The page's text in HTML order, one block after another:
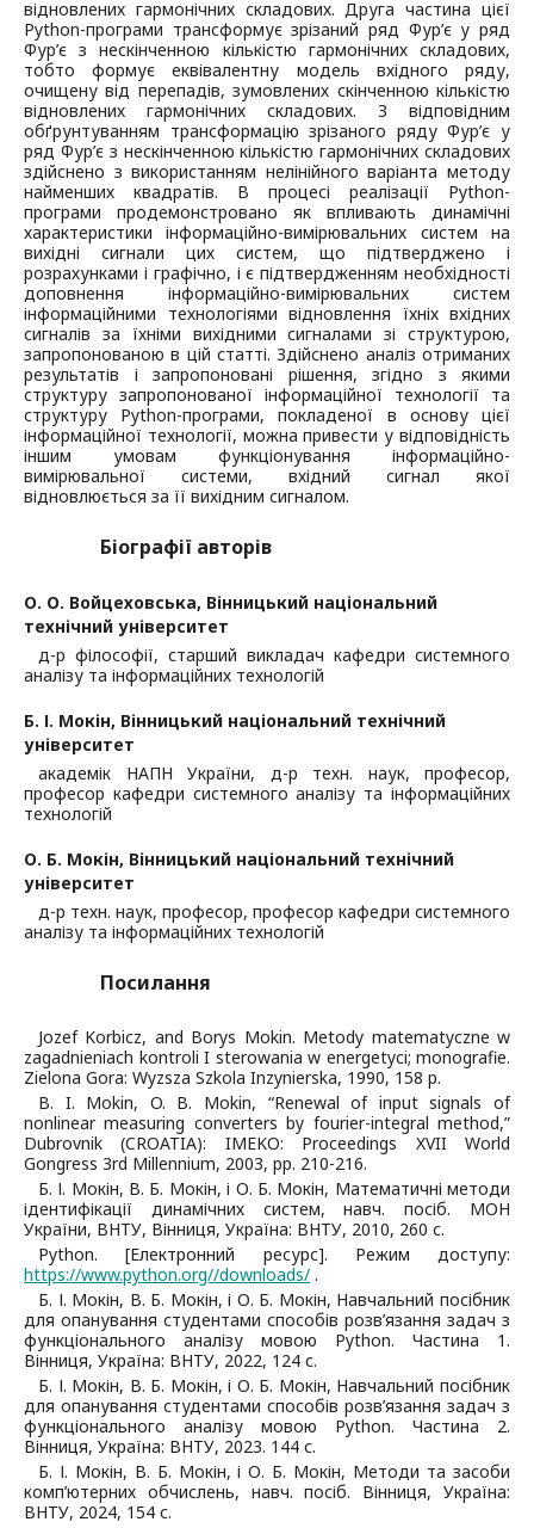
відновлених гармонічних складових. Друга частина цієї
Python-програми трансформує зрізаний ряд Фур’є у ряд
Фур’є з нескінченною кількістю гармонічних складових,
тобто формує еквівалентну модель вхідного ряду,
очищену від перепадів, зумовлених скінченною кількістю
відновлених гармонічних складових. З відповідним
обґрунтуванням трансформацію зрізаного ряду Фур’є у
ряд Фур’є з нескінченною кількістю гармонічних складових
здійснено з використанням нелінійного варіанта методу
найменших квадратів. В процесі реалізації Python-
програми продемонстровано як впливають динамічні
характеристики інформаційно-вимірювальних систем на
вихідні сигнали цих систем, що підтверджено і
розрахунками і графічно, і є підтвердженням необхідності
доповнення інформаційно-вимірювальних систем
інформаційними технологіями відновлення їхніх вхідних
сигналів за їхніми вихідними сигналами зі структурою,
запропонованою в цій статті. Здійснено аналіз отриманих
результатів і запропоновані рішення, згідно з якими
структуру запропонованої інформаційної технології та
структуру Python-програми, покладеної в основу цієї
інформаційної технології, можна привести у відповідність
іншим умовам функціонування інформаційно-
вимірювальної системи, вхідний сигнал якої
відновлюється за її вихідним сигналом.
Біографії авторів
О. О. Войцеховська, Вінницький національний
технічний університет
д-р філософії, старший викладач кафедри системного
аналізу та інформаційних технологій
Б. І. Мокін, Вінницький національний технічний
університет
академік НАПН України, д-р техн. наук, професор,
професор кафедри системного аналізу та інформаційних
технологій
О. Б. Мокін, Вінницький національний технічний
університет
д-р техн. наук, професор, професор кафедри системного
аналізу та інформаційних технологій
Посилання
Jozef Korbicz, and Borys Mokin. Metody matematyczne w
zagadnieniach kontroli I sterowania w energetyci; monografie.
Zielona Gora: Wyzsza Szkola Inzynierska, 1990, 158 p.
B. I. Mokin, O. B. Mokin, “Renewal of input signals of
nonlinear measuring converters by fourier-integral method,”
Dubrovnik (CROATIA): IMEKO: Proceedings XVII World
Gongress 3rd Millennium, 2003, pp. 210-216.
Б. І. Мокін, В. Б. Мокін, і О. Б. Мокін, Математичні методи
ідентифікації динамічних систем, навч. посіб. МОН
України, ВНТУ, Вінниця, Україна: ВНТУ, 2010, 260 с.
Python. [Електронний ресурс]. Режим доступу:
https://www.python.org//downloads/ .
Б. І. Мокін, В. Б. Мокін, і О. Б. Мокін, Навчальний посібник
для опанування студентами способів розв’язання задач з
функціонального аналізу мовою Python. Частина 1.
Вінниця, Україна: ВНТУ, 2022, 124 с.
Б. І. Мокін, В. Б. Мокін, і О. Б. Мокін, Навчальний посібник
для опанування студентами способів розв’язання задач з
функціонального аналізу мовою Python. Частина 2.
Вінниця, Україна: ВНТУ, 2023. 144 с.
Б. І. Мокін, В. Б. Мокін, і О. Б. Мокін, Методи та засоби
комп’ютерних обчислень, навч. посіб. Вінниця, Україна:
ВНТУ, 2024, 154 с.